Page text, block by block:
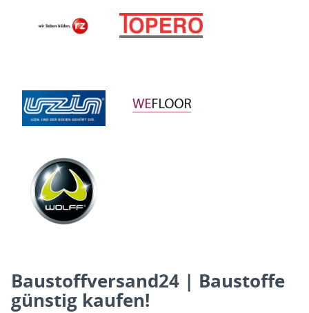
Baustoffversand24 | Baustoffe
günstig kaufen!